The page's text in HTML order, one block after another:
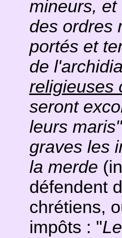
mineurs,
des ordres
portés et
de
religieuses
seront
leurs
graves les
la merde
défendent
chrétiens,
impôts : "